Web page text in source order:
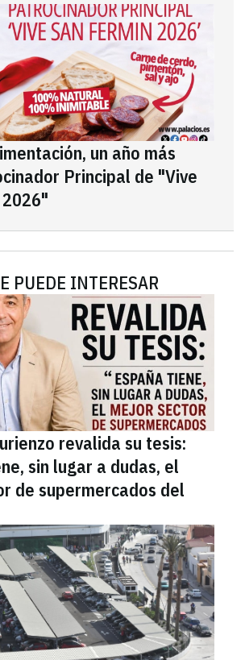
un año más
Principal de "Vive
PUEDE INTERESAR
revalida su tesis:
sin lugar a dudas, el
de supermercados del